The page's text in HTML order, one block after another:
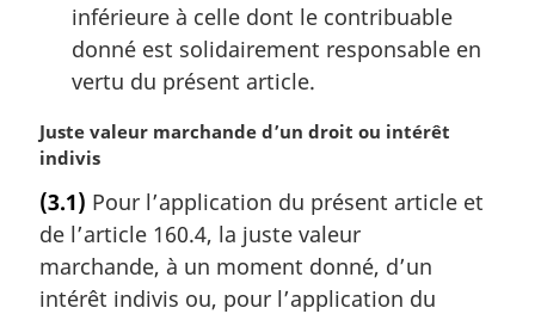
inférieure à celle dont le contribuable
donné est solidairement responsable en
vertu du présent article.
N
o
e
m
a
r
Juste valeur marchande d’un droit ou intérêt
indivis
(3.1) Pour l’application du présent article et
de l’article 160.4, la juste valeur
marchande, à un moment donné, d’un
intérêt indivis ou, pour l’application du